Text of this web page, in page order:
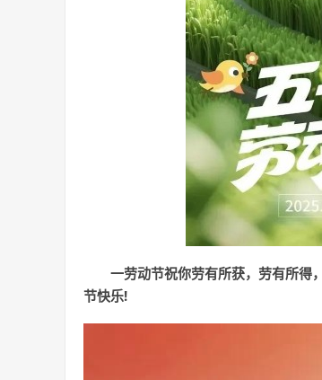
一劳动节祝你劳有所获，劳有所得
节快乐!